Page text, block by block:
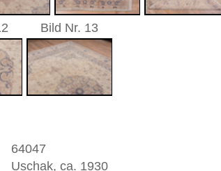
und hat eine alte und
des Orientteppichs.
türkischen und anderen Museen
nach Siebenbürgen aber
worden. Berühmte
in Auftrag und ließen sich
Uschaks in ihren Gemälden und
Lotto benannt, die das
Uschak ist eine